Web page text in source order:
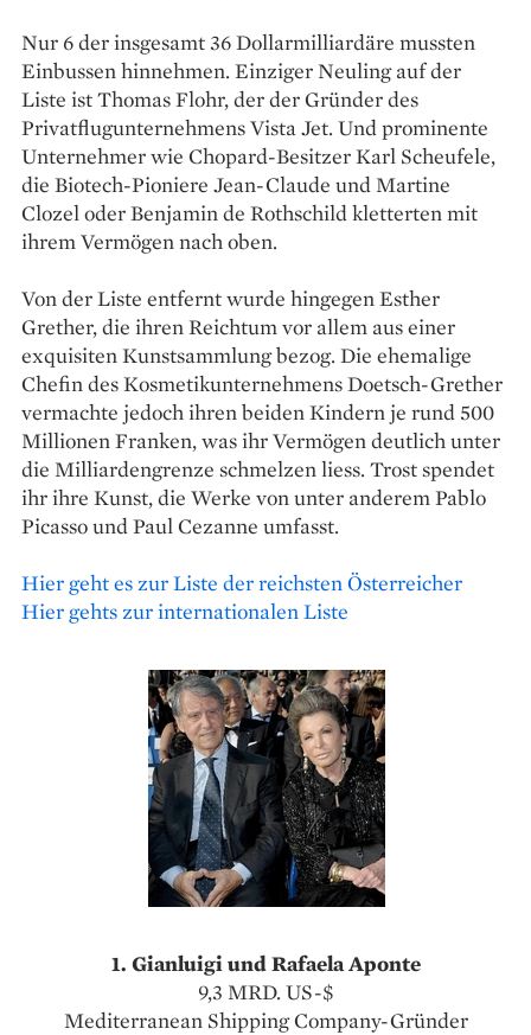
Nur 6 der insgesamt 36 Dollarmilliardäre mussten
Einbussen hinnehmen. Einziger Neuling auf der
Liste ist Thomas Flohr, der der Gründer des
Privatflugunternehmens Vista Jet. Und prominente
Unternehmer wie Chopard-Besitzer Karl Scheufele,
die Biotech-Pioniere Jean-Claude und Martine
Clozel oder Benjamin de Rothschild kletterten mit
ihrem Vermögen nach oben.
Von der Liste entfernt wurde hingegen Esther
Grether, die ihren Reichtum vor allem aus einer
exquisiten Kunstsammlung bezog. Die ehemalige
Chefin des Kosmetikunternehmens Doetsch-Grether
vermachte jedoch ihren beiden Kindern je rund 500
Millionen Franken, was ihr Vermögen deutlich unter
die Milliardengrenze schmelzen liess. Trost spendet
ihr ihre Kunst, die Werke von unter anderem Pablo
Picasso und Paul Cezanne umfasst.
Hier geht es zur Liste der reichsten Österreicher
Hier gehts zur internationalen Liste
1. Gianluigi und Rafaela Aponte
9,3 MRD. US-$
Mediterranean Shipping Company-Gründer